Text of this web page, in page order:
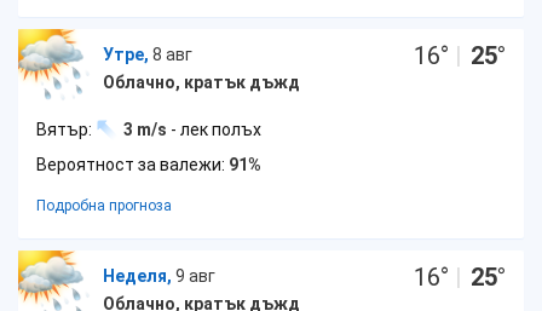
Утре, 8 авг
Облачно, кратък дъжд
16° | 25°
Вятър: 3 m/s - лек полъх
Вероятност за валежи: 91%
Подробна прогноза
Неделя, 9 авг
Облачно, кратък дъжд
16° | 25°